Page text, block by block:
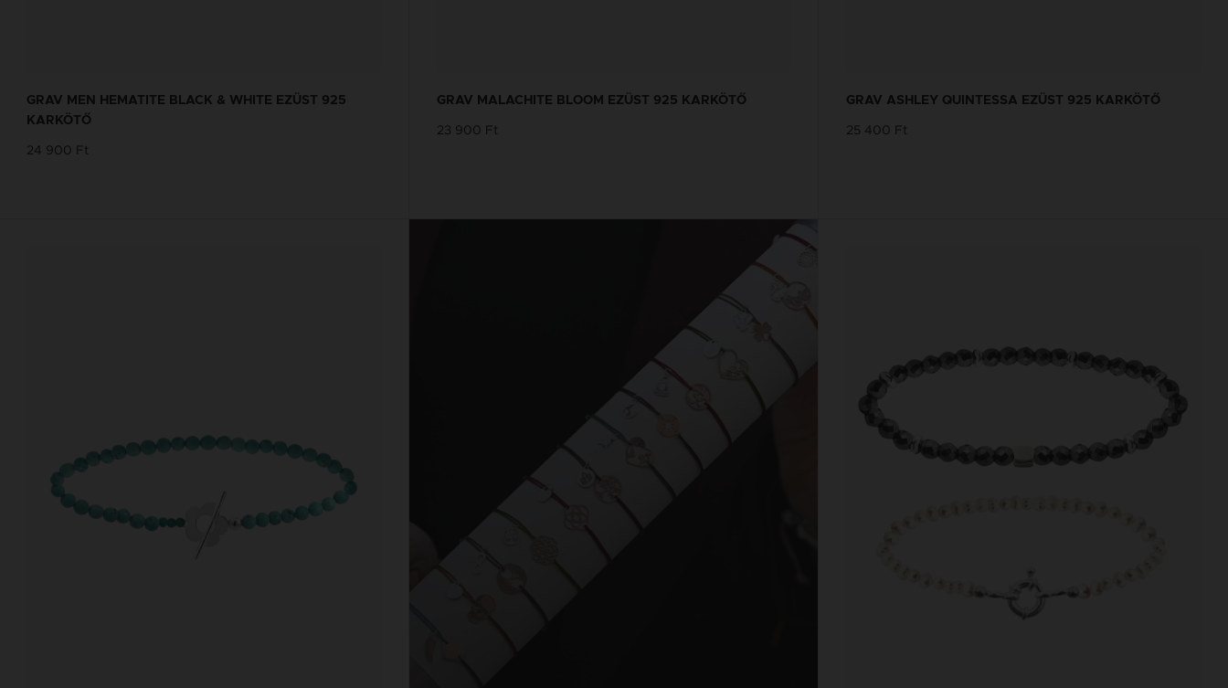
GRAV MEN HEMATITE BLACK & WHITE EZÜST 925
KARKÖTŐ
24 900 Ft
GRAV MALACHITE BLOOM EZÜST 925 KARKÖTŐ
23 900 Ft
GRAV ASHLEY QUINTESSA EZÜST 925 KARKÖTŐ
25 400 Ft